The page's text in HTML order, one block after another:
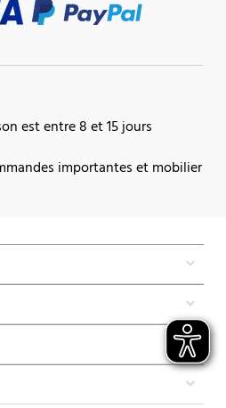
est entre 8 et 15 jours
importantes et mobilier